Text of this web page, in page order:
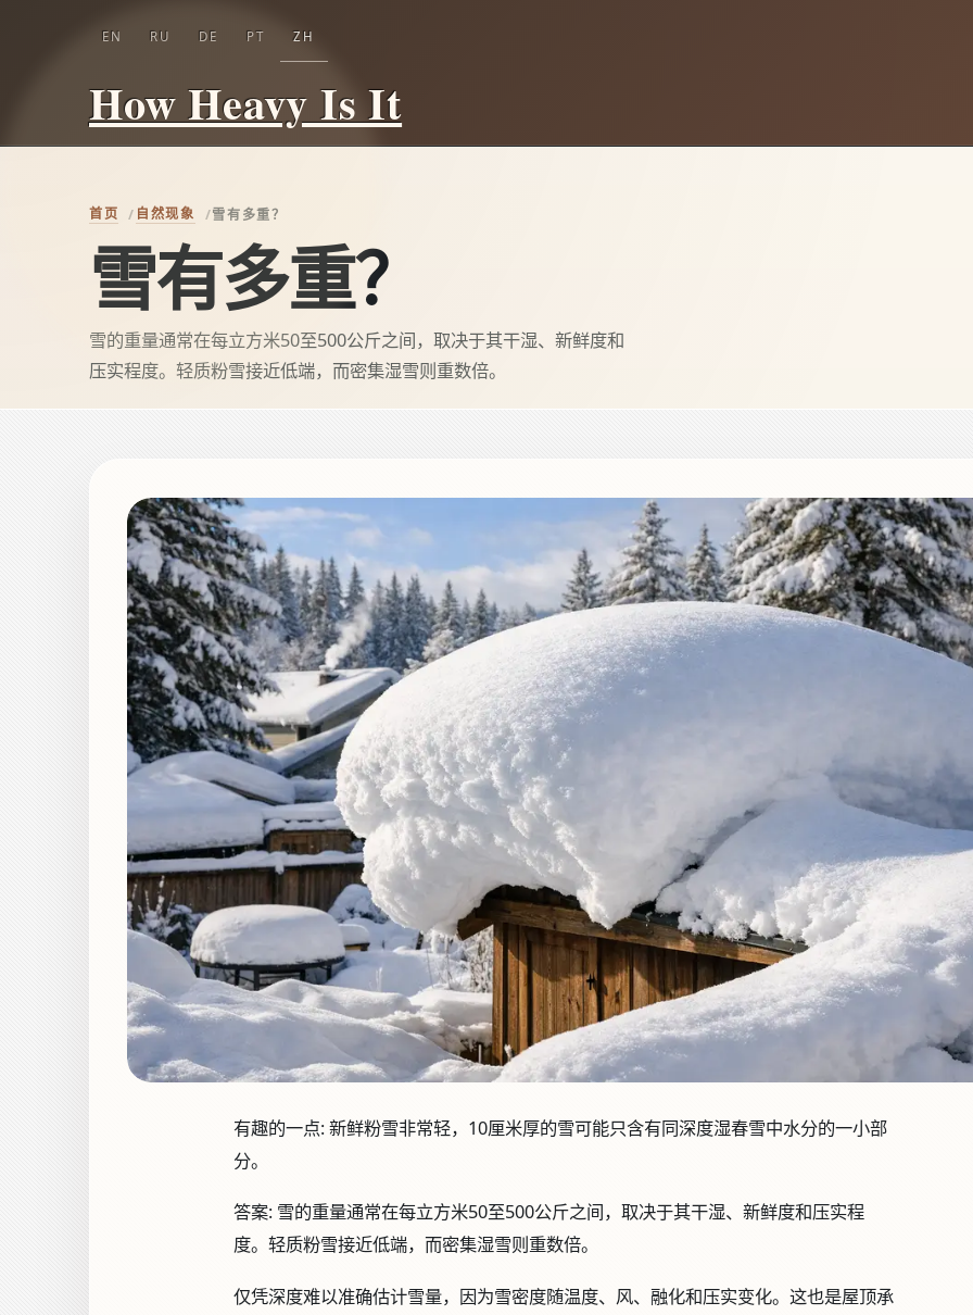
How Heavy Is It
EN RU DE PT ZH
首页 自然现象 雪有多重？
雪有多重？
雪的重量通常在每立方米50至500公斤之间，取决于其干湿、新鲜度和
压实程度。轻质粉雪接近低端，而密集湿雪则重数倍。
有趣的一点:新鲜粉雪非常轻，10厘米厚的雪可能只含有同深度湿春雪中水分的一小部
分。
答案: 雪的重量通常在每立方米50至500公斤之间，取决于其干湿、新鲜度和压实程
度。轻质粉雪接近低端，而密集湿雪则重数倍。
仅凭深度难以准确估计雪量，因为雪密度随温度、风、融化和压实变化。这也是屋顶承